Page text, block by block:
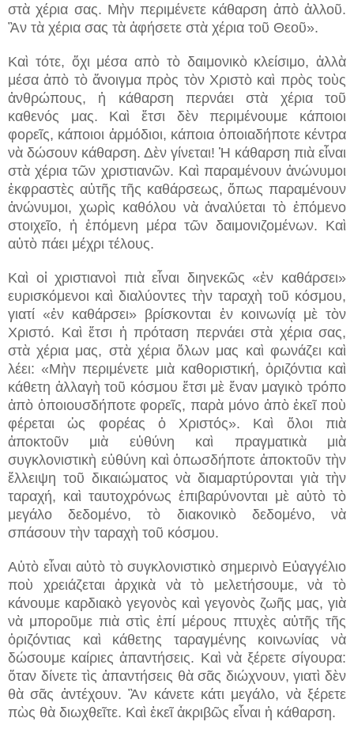
στὰ χέρια σας. Μὴν περιμένετε κάθαρση ἀπὸ ἀλλοῦ.
Ἂν τὰ χέρια σας τὰ ἀφήσετε στὰ χέρια τοῦ Θεοῦ».
Καὶ τότε, ὄχι μέσα απὸ τὸ δαιμονικὸ κλείσιμο, ἀλλὰ
μέσα ἀπὸ τὸ ἄνοιγμα πρὸς τὸν Χριστὸ καὶ πρὸς τοὺς
ἀνθρώπους, ἡ κάθαρση περνάει στὰ χέρια τοῦ
καθενός μας. Καὶ ἔτσι δὲν περιμένουμε κάποιοι
φορεῖς, κάποιοι ἁρμόδιοι, κάποια ὁποιαδήποτε κέντρα
νὰ δώσουν κάθαρση. Δὲν γίνεται! Ἡ κάθαρση πιὰ εἶναι
στὰ χέρια τῶν χριστιανῶν. Καὶ παραμένουν ἀνώνυμοι
ἐκφραστὲς αὐτῆς τῆς καθάρσεως, ὅπως παραμένουν
ἀνώνυμοι, χωρὶς καθόλου νὰ ἀναλύεται τὸ ἑπόμενο
στοιχεῖο, ἡ ἑπόμενη μέρα τῶν δαιμονιζομένων. Καὶ
αὐτὸ πάει μέχρι τέλους.
Καὶ οἱ χριστιανοὶ πιὰ εἶναι διηνεκῶς «ἐν καθάρσει»
ευρισκόμενοι καὶ διαλύοντες τὴν ταραχὴ τοῦ κόσμου,
γιατί «ἐν καθάρσει» βρίσκονται ἐν κοινωνίᾳ μὲ τὸν
Χριστό. Καὶ ἔτσι ἡ πρόταση περνάει στὰ χέρια σας,
στὰ χέρια μας, στὰ χέρια ὅλων μας καὶ φωνάζει καὶ
λέει: «Μὴν περιμένετε μιὰ καθοριστική, ὁριζόντια καὶ
κάθετη ἀλλαγὴ τοῦ κόσμου ἔτσι μὲ ἕναν μαγικὸ τρόπο
ἀπὸ ὁποιουσδήποτε φορεῖς, παρὰ μόνο ἀπὸ ἐκεῖ ποὺ
φέρεται ὡς φορέας ὁ Χριστός». Καὶ ὅλοι πιὰ
ἀποκτοῦν μιὰ εὐθύνη καὶ πραγματικὰ μιὰ
συγκλονιστικὴ εὐθύνη καὶ ὁπωσδήποτε ἀποκτοῦν τὴν
ἔλλειψη τοῦ δικαιώματος νὰ διαμαρτύρονται γιὰ τὴν
ταραχή, καὶ ταυτοχρόνως ἐπιβαρύνονται μὲ αὐτὸ τὸ
μεγάλο δεδομένο, τὸ διακονικὸ δεδομένο, νὰ
σπάσουν τὴν ταραχὴ τοῦ κόσμου.
Αὐτὸ εἶναι αὐτὸ τὸ συγκλονιστικὸ σημερινὸ Εὐαγγέλιο
ποὺ χρειάζεται ἀρχικὰ νὰ τὸ μελετήσουμε, νὰ τὸ
κάνουμε καρδιακὸ γεγονὸς καὶ γεγονὸς ζωῆς μας, γιὰ
νὰ μποροῦμε πιὰ στὶς ἐπί μέρους πτυχὲς αὐτῆς τῆς
ὁριζόντιας καὶ κάθετης ταραγμένης κοινωνίας νὰ
δώσουμε καίριες ἀπαντήσεις. Καὶ νὰ ξέρετε σίγουρα:
ὅταν δίνετε τὶς ἀπαντήσεις θὰ σᾶς διώχνουν, γιατὶ δὲν
θὰ σᾶς ἀντέχουν. Ἂν κάνετε κάτι μεγάλο, νὰ ξέρετε
πὼς θὰ διωχθεῖτε. Καὶ ἐκεῖ ἀκριβῶς εἶναι ἡ κάθαρση.